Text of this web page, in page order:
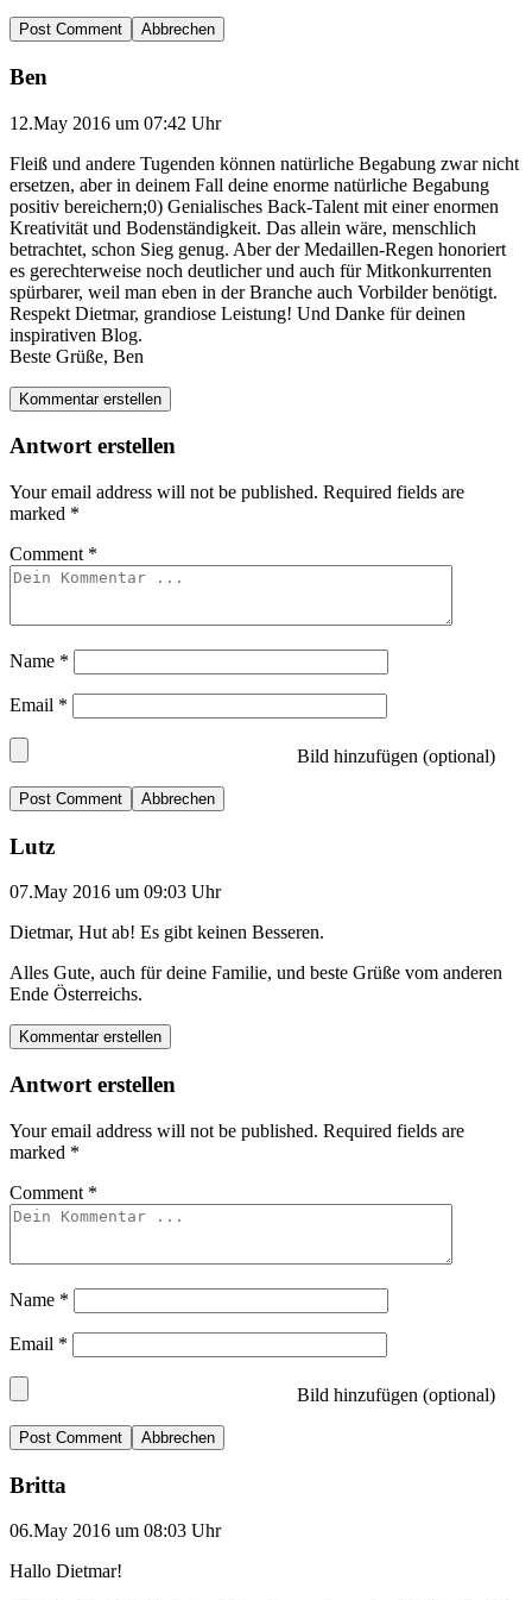
Abbrechen
Ben
12.May 2016 um 07:42 Uhr
Fleiß und andere Tugenden können natürliche Begabung zwar nicht
ersetzen, aber in deinem Fall deine enorme natürliche Begabung
positiv bereichern;0) Genialisches Back-Talent mit einer enormen
Kreativität und Bodenständigkeit. Das allein wäre, menschlich
betrachtet, schon Sieg genug. Aber der Medaillen-Regen honoriert
es gerechterweise noch deutlicher und auch für Mitkonkurrenten
spürbarer, weil man eben in der Branche auch Vorbilder benötigt.
Respekt Dietmar, grandiose Leistung! Und Danke für deinen
inspirativen Blog.
Beste Grüße, Ben
Kommentar erstellen
Antwort erstellen
Your email address will not be published. Required fields are
marked *
Comment *
Name *
Email *
Bild hinzufügen (optional)
Abbrechen
Lutz
07.May 2016 um 09:03 Uhr
Dietmar, Hut ab! Es gibt keinen Besseren.
Alles Gute, auch für deine Familie, und beste Grüße vom anderen
Ende Österreichs.
Kommentar erstellen
Antwort erstellen
Your email address will not be published. Required fields are
marked *
Comment *
Name *
Email *
Bild hinzufügen (optional)
Abbrechen
Britta
06.May 2016 um 08:03 Uhr
Hallo Dietmar!